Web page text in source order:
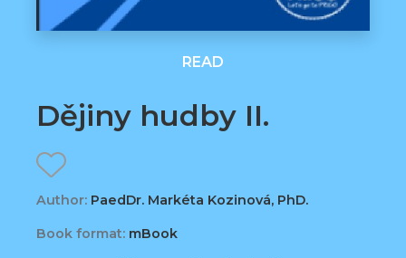
READ
Dějiny hudby II.
Author: PaedDr. Markéta Kozinová, PhD.
Book format: mBook